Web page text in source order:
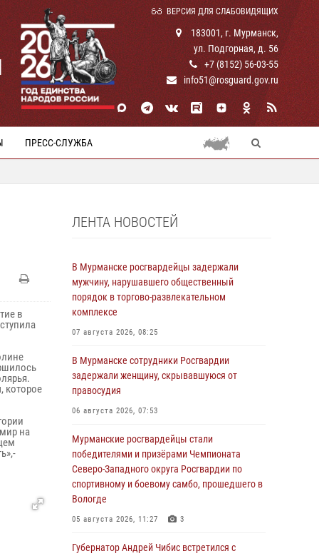
ВЕРСИЯ ДЛЯ СЛАБОВИДЯЩИХ
183001, г. Мурманск,
ул. Подгорная, д. 56
+7 (8152) 56-03-55
info51@rosguard.gov.ru
ПРЕСС-СЛУЖБА
в
которое
на
ЛЕНТА НОВОСТЕЙ
В Мурманске росгвардейцы задержали
мужчину, нарушавшего общественный
порядок в торгово-развлекательном
комплексе
07 августа 2026, 08:25
В Мурманске сотрудники Росгвардии
задержали женщину, скрывавшуюся от
правосудия
06 августа 2026, 07:53
Мурманские росгвардейцы стали
победителями и призёрами Чемпионата
Северо-Западного округа Росгвардии по
спортивному и боевому самбо, прошедшего в
Вологде
05 августа 2026, 11:27 3
Губернатор Андрей Чибис встретился с